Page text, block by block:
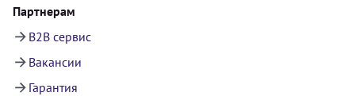
Партнерам
B2B сервис
Вакансии
Гарантия